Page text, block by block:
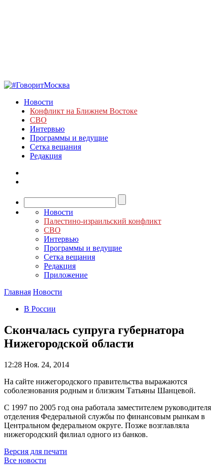
Новости
Конфликт на Ближнем Востоке
СВО
Интервью
Программы и ведущие
Сетка вещания
Редакция
Новости
Палестино-израильский конфликт
СВО
Интервью
Программы и ведущие
Сетка вещания
Редакция
Приложение
Главная Новости
В России
Скончалась супруга губернатора
Нижегородской области
12:28 Ноя. 24, 2014
На сайте нижегородского правительства выражаются
соболезнования родным и близким Татьяны Шанцевой.
С 1997 по 2005 год она работала заместителем руководителя
отделения Федеральной службы по финансовым рынкам в
Центральном федеральном округе. Позже возглавляла
нижегородский филиал одного из банков.
Версия для печати
Все новости